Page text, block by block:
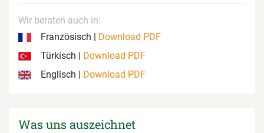
Wir beraten auch in:
Französisch |
Download PDF
Türkisch |
Download PDF
Englisch |
Download PDF
Was uns auszeichnet